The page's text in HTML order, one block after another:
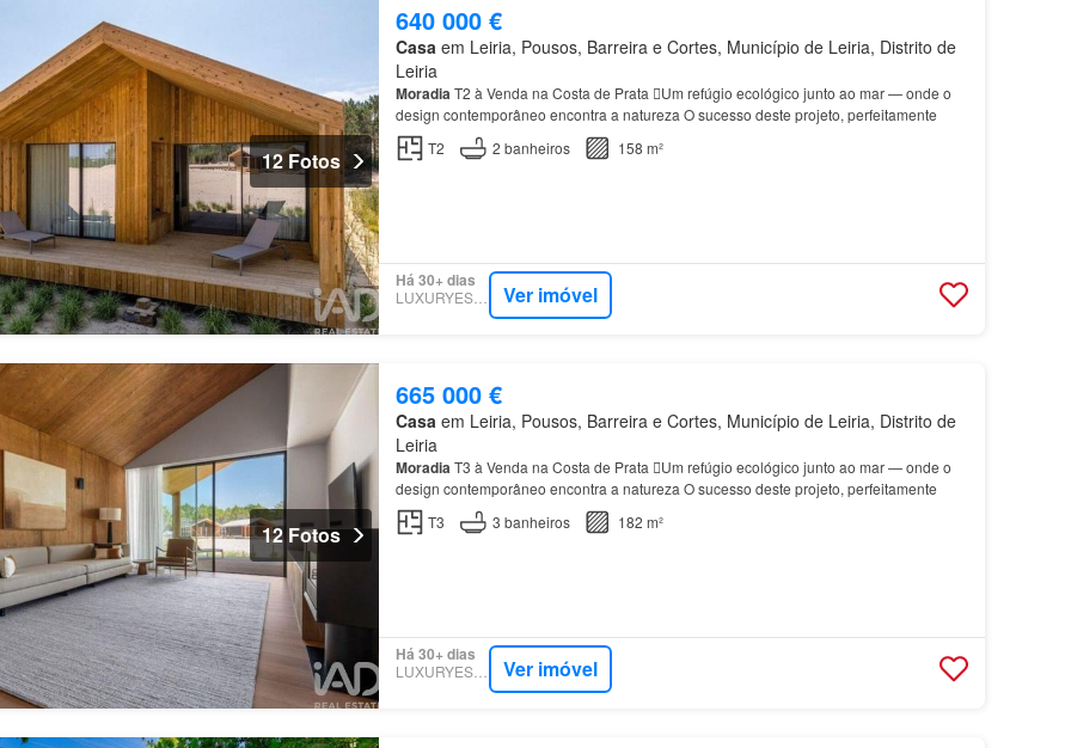
12 Fotos
640 000 €
Casa em Leiria, Pousos, Barreira e Cortes, Município de Leiria, Distrito de
Leiria
MoradiaT2 à Venda na Costa de Prata Um refúgio ecológico junto ao mar — onde o
design contemporâneo encontra a natureza O sucesso deste projeto, perfeitamente
T2
2 banheiros 158 m²
Há 30+ dias
LUXURYESTATE Ver imóvel
12 Fotos
665 000 €
Casa em Leiria, Pousos, Barreira e Cortes, Município de Leiria, Distrito de
Leiria
MoradiaT3 à Venda na Costa de Prata Um refúgio ecológico junto ao mar — onde o
design contemporâneo encontra a natureza O sucesso deste projeto, perfeitamente
T3
3 banheiros 182 m²
Há 30+ dias
LUXURYESTATE Ver imóvel